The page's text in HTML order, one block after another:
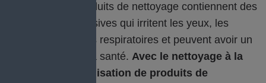
De nombreux produits de nettoyage contiennent des
substances agressives qui irritent les yeux, les
mains ou les voies respiratoires et peuvent avoir un
effet néfaste sur la santé. Avec le nettoyage à la
glace sèche, l'utilisation de produits de